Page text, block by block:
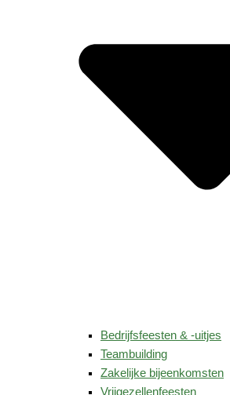
Bedrijfsfeesten & -uitjes
Teambuilding
Zakelijke bijeenkomsten
Vrijgezellenfeesten